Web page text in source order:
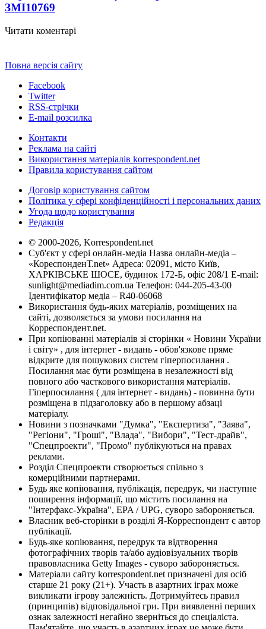
ЗМІ10769
Читати коментарі
Повна версія сайту
Facebook
Twitter
RSS-стрічки
E-mail розсилка
Контакти
Реклама на сайті
Використання матеріалів korrespondent.net
Правила користування сайтом
Договір користування сайтом
Політика у сфері конфіденційності і персональних даних
Угода щодо користування
Редакція
© 2000-2026, Korrespondent.net
Суб'єкт у сфері онлайн-медіа Назва онлайн-медіа –
«КореспонденТ.net» Адреса: 02091, місто Київ,
ХАРКІВСЬКЕ ШОСЕ, будинок 172-Б, офіс 208/1 E-mail:
sunlight@mediadim.com.ua Телефон: 044-205-43-00
Ідентифікатор медіа – R40-06068
Використання будь-яких матеріалів, розміщених на
сайті, дозволяється за умови посилання на
Корреспондент.net.
При копіюванні матеріалів зі сторінки « Новини України
і світу» , для інтернет - видань - обов'язкове пряме
відкрите для пошукових систем гіперпосилання .
Посилання має бути розміщена в незалежності від
повного або часткового використання матеріалів.
Гіперпосилання ( для інтернет - видань) - повинна бути
розміщена в підзаголовку або в першому абзаці
матеріалу.
Новини з позначками "Думка", "Експертиза", "Заява",
"Регіони", "Гроші", "Влада", "Вибори", "Тест-драйв",
"Спецпроекти", "Промо" публікуються на правах
реклами.
Розділ Спецпроекти створюється спільно з
комерційними партнерами.
Будь яке копіювання, публікація, передрук, чи наступне
поширення інформації, що містить посилання на
"Інтерфакс-Україна", EPA / UPG, суворо забороняється.
Власник веб-сторінки в розділі Я-Корреспондент є автор
публікації.
Будь-яке копіювання, передрук та відтворення
фотографічних творів та/або аудіовізуальних творів
правовласника Getty Images - суворо забороняється.
Матеріали сайту korrespondent.net призначені для осіб
старше 21 року (21+). Участь в азартних іграх може
викликати ігрову залежність. Дотримуйтесь правил
(принципів) відповідальної гри. При виявленні перших
ознак залежності негайно зверніться до спеціаліста.